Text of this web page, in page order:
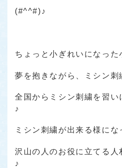
(#^^#)♪
ちょっと小ぎれいになった
夢を抱きながら、ミシン刺
全国からミシン刺繍を習い
♪
ミシン刺繍が出来る様にな
沢山の人のお役に立てる人
♪